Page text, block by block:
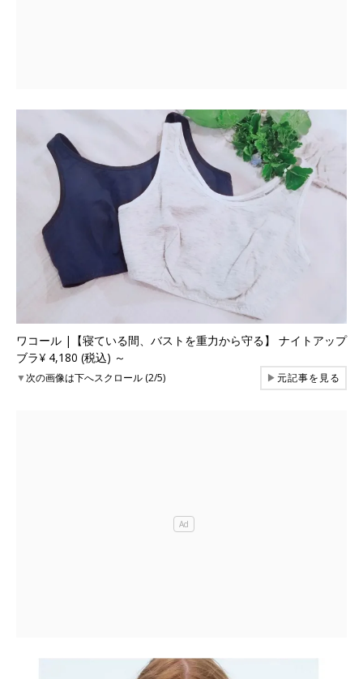
ワコール |【寝ている間、バストを重力から守る】 ナイトアップ
ブラ¥ 4,180 (税込) ～
▼次の画像は下へスクロール (2/5) ▶元記事を見る